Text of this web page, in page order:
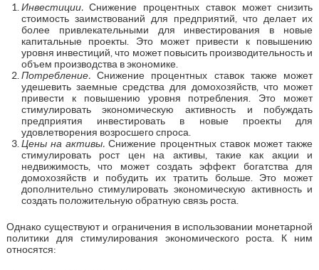
Инвестиции.Снижение процентных ставок может снизить
стоимость заимствований для предприятий, что делает их
более привлекательными для инвестирования в новые
капитальные проекты. Это может привести к повышению
уровня инвестиций, что может повысить производительность и
объем производства в экономике.
Потребление.Снижение процентных ставок также может
удешевить заемные средства для домохозяйств, что может
привести к повышению уровня потребления. Это может
стимулировать экономическую активность и побуждать
предприятия инвестировать в новые проекты для
удовлетворения возросшего спроса.
Цены на активы.Снижение процентных ставок может также
стимулировать рост цен на активы, такие как акции и
недвижимость, что может создать эффект богатства для
домохозяйств и побудить их тратить больше. Это может
дополнительно стимулировать экономическую активность и
создать положительную обратную связь роста.
Однако существуют и ограничения в использовании монетарной
политики для стимулирования экономического роста. К ним
относятся: